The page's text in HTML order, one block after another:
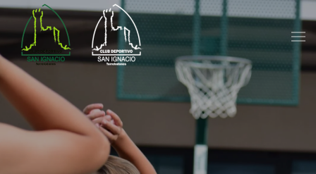
Skip to main content